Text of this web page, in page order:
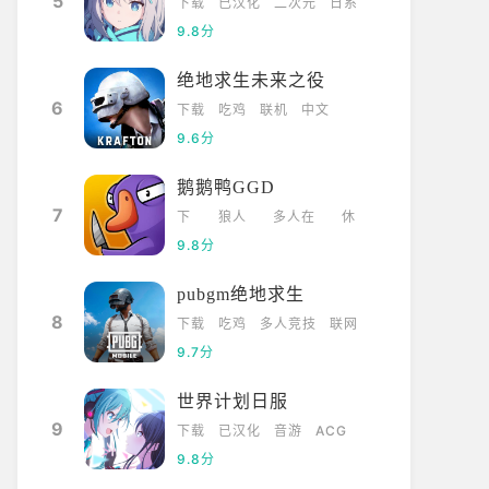
9.8分
6
绝地求生未来之役
下载 吃鸡 联机
中文
9.6分
7
鹅鹅鸭GGD
下
载
狼人
多人在
休
9.8分
8
pubgm绝地求生
下载 吃鸡 多人竞技
联网
9.7分
9
世界计划日服
下载 已汉化 音游
ACG
9.8分